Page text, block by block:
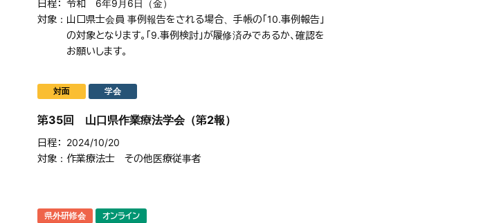
日程
令和 6年9月6日（金）
対象
山口県士会員 事例報告をされる場合、手帳の「10.事例報告」
の対象となります。「9.事例検討」が履修済みであるか、確認を
お願いします。
第35回 山口県作業療法学会（第2報）
対面 学会
日程
2024/10/20
対象
作業療法士 その他医療従事者
県外研修会 オンライン